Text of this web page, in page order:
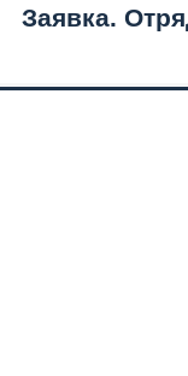
Заявка.